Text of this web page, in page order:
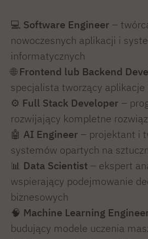
💻 Software Engineer –
nowoczesnych aplikacji i
informatycznych
🌐 Frontend lub Backend
specjalista tworzący
⚙️ Full Stack Developer –
rozwijający kompletne
🤖 AI Engineer – projektant i
systemów opartych na
📊 Data Scientist – ekspert
wspierający podejmowanie
biznesowych
🧠 Machine Learning
budujący modele uczenia